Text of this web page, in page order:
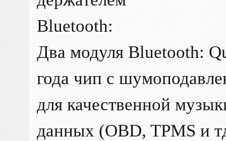
Bluetooth: ​
Два модуля Bluetooth:
года чип с
для качественной
данных (OBD, TPMS и